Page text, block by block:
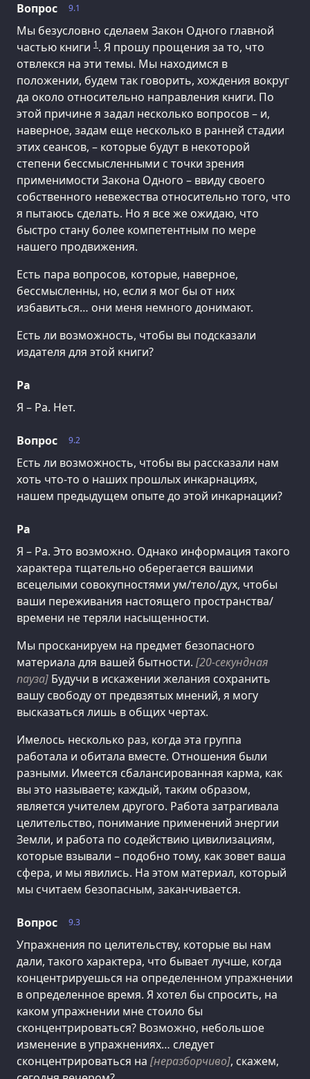
9.1
Вопрос
Мы безусловно сделаем Закон Одного главной
частью книги 1. Я прошу прощения за то, что
отвлекся на эти темы. Мы находимся в
положении, будем так говорить, хождения вокруг
да около относительно направления книги. По
этой причине я задал несколько вопросов – и,
наверное, задам еще несколько в ранней стадии
этих сеансов, – которые будут в некоторой
степени бессмысленными с точки зрения
применимости Закона Одного – ввиду своего
собственного невежества относительно того, что
я пытаюсь сделать. Но я все же ожидаю, что
быстро стану более компетентным по мере
нашего продвижения.
Есть пара вопросов, которые, наверное,
бессмысленны, но, если я мог бы от них
избавиться… они меня немного донимают.
Есть ли возможность, чтобы вы подсказали
издателя для этой книги?
Ра
Я – Ра. Нет.
9.2
Вопрос
Есть ли возможность, чтобы вы рассказали нам
хоть что-то о наших прошлых инкарнациях,
нашем предыдущем опыте до этой инкарнации?
Ра
Я – Ра. Это возможно. Однако информация такого
характера тщательно оберегается вашими
всецелыми совокупностями ум/тело/дух, чтобы
ваши переживания настоящего пространства/
времени не теряли насыщенности.
Мы просканируем на предмет безопасного
материала для вашей бытности. [20-секундная
пауза] Будучи в искажении желания сохранить
вашу свободу от предвзятых мнений, я могу
высказаться лишь в общих чертах.
Имелось несколько раз, когда эта группа
работала и обитала вместе. Отношения были
разными. Имеется сбалансированная карма, как
вы это называете; каждый, таким образом,
является учителем другого. Работа затрагивала
целительство, понимание применений энергии
Земли, и работа по содействию цивилизациям,
которые взывали – подобно тому, как зовет ваша
сфера, и мы явились. На этом материал, который
мы считаем безопасным, заканчивается.
9.3
Вопрос
Упражнения по целительству, которые вы нам
дали, такого характера, что бывает лучше, когда
концентрируешься на определенном упражнении
в определенное время. Я хотел бы спросить, на
каком упражнении мне стоило бы
сконцентрироваться? Возможно, небольшое
изменение в упражнениях… следует
сконцентрироваться на [неразборчиво], скажем,